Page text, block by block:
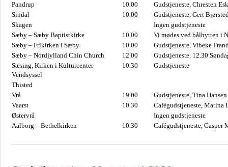
Pandrup
10.00
Gudstjeneste, Chresten
Sindal
10.00
Gudstjeneste, Gert
Skagen
Ingen gudstjeneste
Sæby – Sæby Baptistkirke
10.00
Vi mødes ved bålhytten i
Sæby – Frikirken i Sæby
10.00
Gudstjeneste, Vibeke
Sæby – Nordjylland Chin Church
12.00
Gudstjeneste. 12.30
Sæsing, Kirken i Kulturcenter
Vendsyssel
10.30 Gudstjeneste
Thisted
Vrå
19.00
Gudstjeneste, Tina Hansen
Vaarst
10.30
Cafégudstjeneste, Matina
Østervrå
Ingen gudstjeneste
Aalborg – Bethelkirken
10.30 Cafégudstjeneste, Casper